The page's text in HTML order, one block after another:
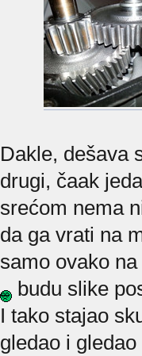
Dakle, dešava
drugi, čaak
srećom nema
da ga vrati na
samo ovako
budu slike
I tako stajao
gledao i